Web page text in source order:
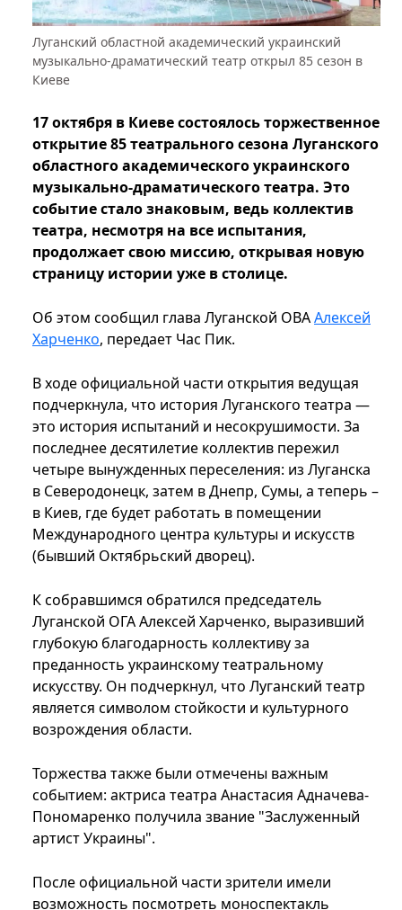
Луганский областной академический украинский
музыкально-драматический театр открыл 85 сезон в
Киеве
17 октября в Киеве состоялось торжественное
открытие 85 театрального сезона Луганского
областного академического украинского
музыкально-драматического театра. Это
событие стало знаковым, ведь коллектив
театра, несмотря на все испытания,
продолжает свою миссию, открывая новую
страницу истории уже в столице.
Об этом сообщил глава Луганской ОВААлексей
Харченко, передает Час Пик.
В ходе официальной части открытия ведущая
подчеркнула, что история Луганского театра —
это история испытаний и несокрушимости. За
последнее десятилетие коллектив пережил
четыре вынужденных переселения: из Луганска
в Северодонецк, затем в Днепр, Сумы, а теперь –
в Киев, где будет работать в помещении
Международного центра культуры и искусств
(бывший Октябрьский дворец).
К собравшимся обратился председатель
Луганской ОГА Алексей Харченко, выразивший
глубокую благодарность коллективу за
преданность украинскому театральному
искусству. Он подчеркнул, что Луганский театр
является символом стойкости и культурного
возрождения области.
Торжества также были отмечены важным
событием: актриса театра Анастасия Адначева-
Пономаренко получила звание "Заслуженный
артист Украины".
После официальной части зрители имели
возможность посмотреть моноспектакль